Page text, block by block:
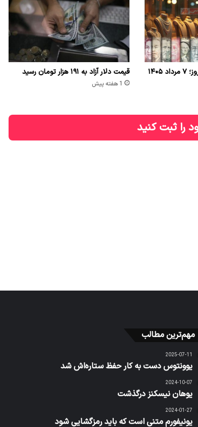
قیمت دلار آزاد به ۱۹۱ هزار تومان رسید
1 هفته پیش
را ثبت کنید
مهم‌ترین مطالب
2025-07-11
یوونتوس دست به کار حفظ ستاره‌اش شد
2024-10-07
یوهان نیسکنز درگذشت
2024-01-27
یونیفورم متنی است که باید رمزگشایی شود